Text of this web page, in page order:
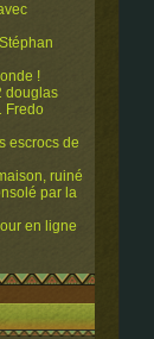
!
douglas
Fredo
escrocs de
ruiné
par la
en ligne